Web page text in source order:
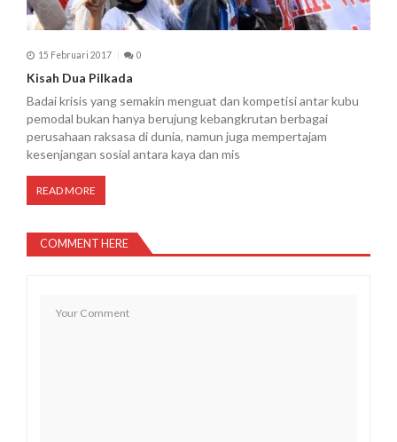
15 Februari 2017 0
Kisah Dua Pilkada
Badai krisis yang semakin menguat dan kompetisi antar kubu
pemodal bukan hanya berujung kebangkrutan berbagai
perusahaan raksasa di dunia, namun juga mempertajam
kesenjangan sosial antara kaya dan mis
READ MORE
COMMENT HERE